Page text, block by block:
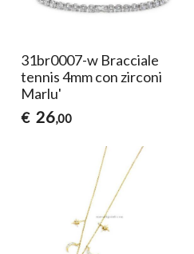
31br0007-w Bracciale
tennis 4mm con zirconi
Marlu'
€ 26,00